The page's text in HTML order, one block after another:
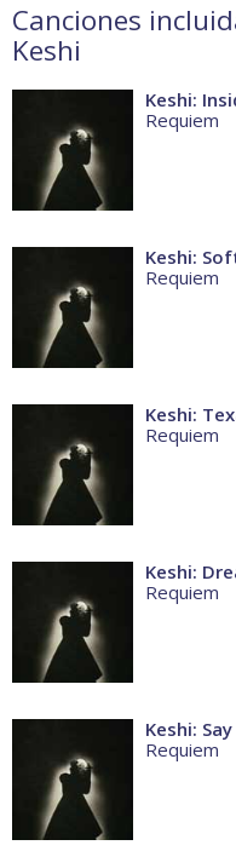
Canciones
Keshi
Keshi:
Requiem
Keshi:
Requiem
Keshi:
Requiem
Keshi:
Requiem
Keshi: Say
Requiem